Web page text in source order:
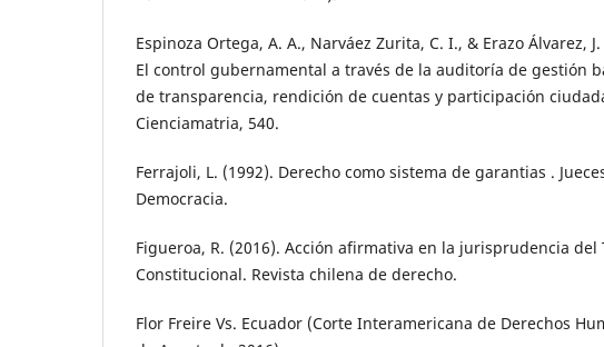
Espinoza Ortega, A. A., Narváez Zurita, C. I., & Erazo Álvarez, J.
El control gubernamental a través de la auditoría de gestión
de transparencia, rendición de cuentas y participación
Cienciamatria, 540.
Ferrajoli, L. (1992). Derecho como sistema de garantias .
Democracia.
Figueroa, R. (2016). Acción afirmativa en la jurisprudencia del
Constitucional. Revista chilena de derecho.
Flor Freire Vs. Ecuador (Corte Interamericana de Derechos